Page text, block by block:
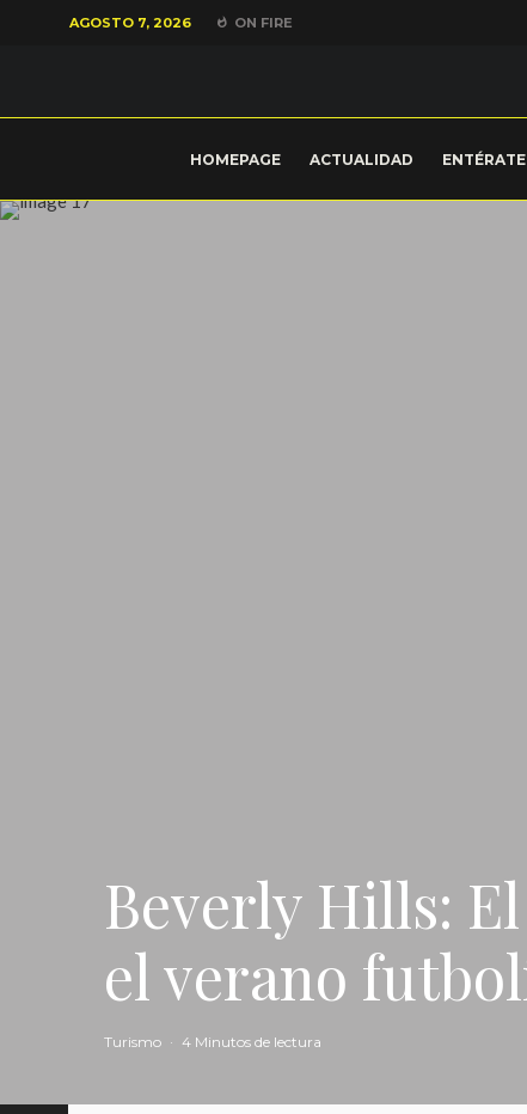
AGOSTO 7, 2026 ON FIRE
HOMEPAGE ACTUALIDAD
Beverly Hills:
el verano
Turismo · 4 Minutos de lectura